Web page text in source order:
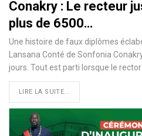
Conakry : Le recteur
plus de 6500…
Une histoire de faux diplômes
Lansana Conté de Sonfonia
jours. Tout est parti lorsque le
LIRE LA SUITE...